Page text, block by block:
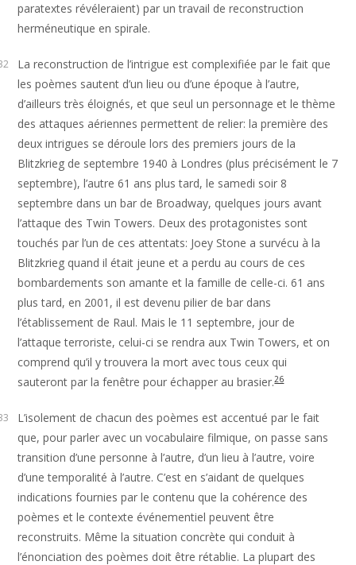
paratextes révéleraient) par un travail de reconstruction
herméneutique en spirale.
La reconstruction de l’intrigue est complexifiée par le fait que
les poèmes sautent d’un lieu ou d’une époque à l’autre,
d’ailleurs très éloignés, et que seul un personnage et le thème
des attaques aériennes permettent de relier: la première des
deux intrigues se déroule lors des premiers jours de la
Blitzkrieg de septembre 1940 à Londres (plus précisément le 7
septembre), l’autre 61 ans plus tard, le samedi soir 8
septembre dans un bar de Broadway, quelques jours avant
l’attaque des Twin Towers. Deux des protagonistes sont
touchés par l’un de ces attentats: Joey Stone a survécu à la
Blitzkrieg quand il était jeune et a perdu au cours de ces
bombardements son amante et la famille de celle-ci. 61 ans
plus tard, en 2001, il est devenu pilier de bar dans
l’établissement de Raul. Mais le 11 septembre, jour de
l’attaque terroriste, celui-ci se rendra aux Twin Towers, et on
comprend qu’il y trouvera la mort avec tous ceux qui
sauteront par la fenêtre pour échapper au brasier.26
L’isolement de chacun des poèmes est accentué par le fait
que, pour parler avec un vocabulaire filmique, on passe sans
transition d’une personne à l’autre, d’un lieu à l’autre, voire
d’une temporalité à l’autre. C’est en s’aidant de quelques
indications fournies par le contenu que la cohérence des
poèmes et le contexte événementiel peuvent être
reconstruits. Même la situation concrète qui conduit à
l’énonciation des poèmes doit être rétablie. La plupart des